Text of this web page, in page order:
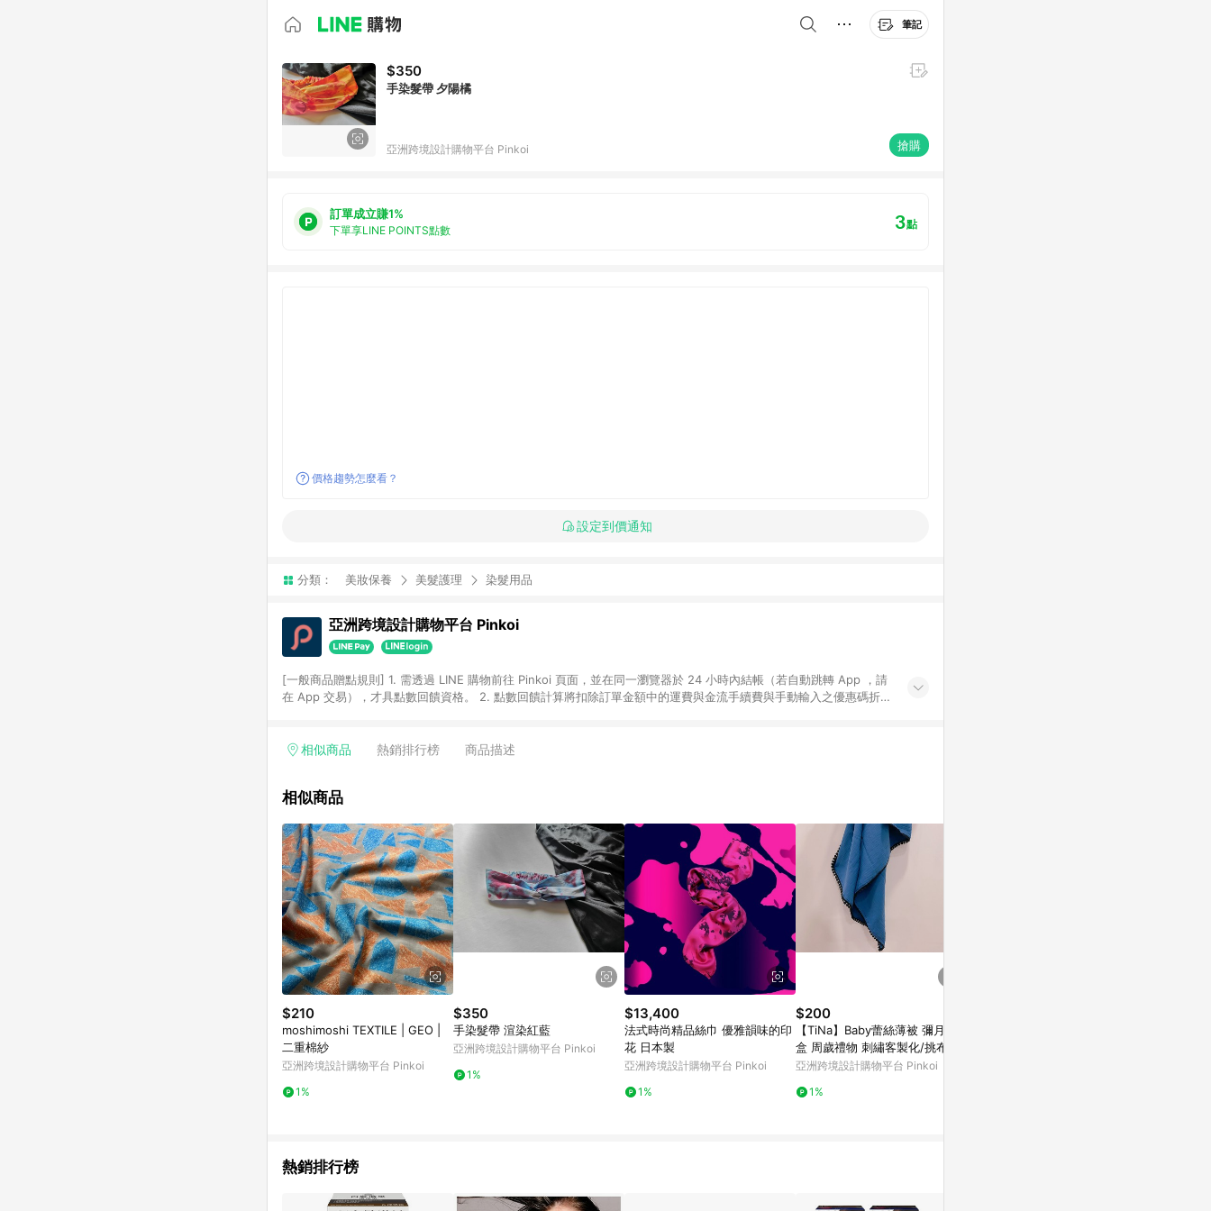
筆記
$350
手染髮帶 夕陽橘
亞洲跨境設計購物平台 Pinkoi 搶購
訂單成立賺1%
下單享LINE POINTS點數 3點
價格趨勢怎麼看？
設定到價通知
分類： 美妝保養 美髮護理 染髮用品
亞洲跨境設計購物平台 Pinkoi
[一般商品贈點規則] 1. 需透過 LINE 購物前往 Pinkoi 頁面，並在同一瀏覽器於 24 小時內結帳（若自動跳轉 App ，請
在 App 交易），才具點數回饋資格。 2. 點數回饋計算將扣除訂單金額中的運費與金流手續費與手動輸入之優惠碼折
格，部分退款不在此限。 6. APP 請更新至Android v4.6.0 / iOS v4.1.5 以上才具贈點資格。 7. 點數將於出貨後 45 天
使用規則請以點數紅包活動說明為準。 11. 若於 LINE 購物前往 Pinkoi 頁面後才首次下載 Pinkoi APP 並完成訂單，不
相似商品 熱銷排行榜 商品描述
相似商品
$210
moshimoshi TEXTILE | GEO |
二重棉紗
亞洲跨境設計購物平台 Pinkoi
1%
$350
手染髮帶 渲染紅藍
亞洲跨境設計購物平台 Pinkoi
1%
$13,400
法式時尚精品絲巾 優雅韻味的印
花 日本製
亞洲跨境設計購物平台 Pinkoi
1%
$200
【TiNa】Baby蕾絲薄被 彌月禮
盒 周歲禮物 刺繡客製化/挑布製
作
亞洲跨境設計購物平台 Pinkoi
1%
熱銷排行榜